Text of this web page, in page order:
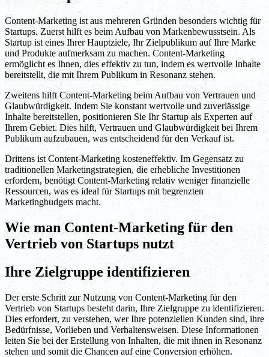
Content-Marketing ist aus mehreren Gründen besonders wichtig für
Startups. Zuerst hilft es beim Aufbau von Markenbewusstsein. Als
Startup ist eines Ihrer Hauptziele, Ihr Zielpublikum auf Ihre Marke
und Produkte aufmerksam zu machen. Content-Marketing
ermöglicht es Ihnen, dies effektiv zu tun, indem es wertvolle Inhalte
bereitstellt, die mit Ihrem Publikum in Resonanz stehen.
Zweitens hilft Content-Marketing beim Aufbau von Vertrauen und
Glaubwürdigkeit. Indem Sie konstant wertvolle und zuverlässige
Inhalte bereitstellen, positionieren Sie Ihr Startup als Experten auf
Ihrem Gebiet. Dies hilft, Vertrauen und Glaubwürdigkeit bei Ihrem
Publikum aufzubauen, was entscheidend für den Verkauf ist.
Drittens ist Content-Marketing kosteneffektiv. Im Gegensatz zu
traditionellen Marketingstrategien, die erhebliche Investitionen
erfordern, benötigt Content-Marketing relativ weniger finanzielle
Ressourcen, was es ideal für Startups mit begrenzten
Marketingbudgets macht.
Wie man Content-Marketing für den
Vertrieb von Startups nutzt
Ihre Zielgruppe identifizieren
Der erste Schritt zur Nutzung von Content-Marketing für den
Vertrieb von Startups besteht darin, Ihre Zielgruppe zu identifizieren.
Dies erfordert, zu verstehen, wer Ihre potenziellen Kunden sind, ihre
Bedürfnisse, Vorlieben und Verhaltensweisen. Diese Informationen
leiten Sie bei der Erstellung von Inhalten, die mit ihnen in Resonanz
stehen und somit die Chancen auf eine Conversion erhöhen.